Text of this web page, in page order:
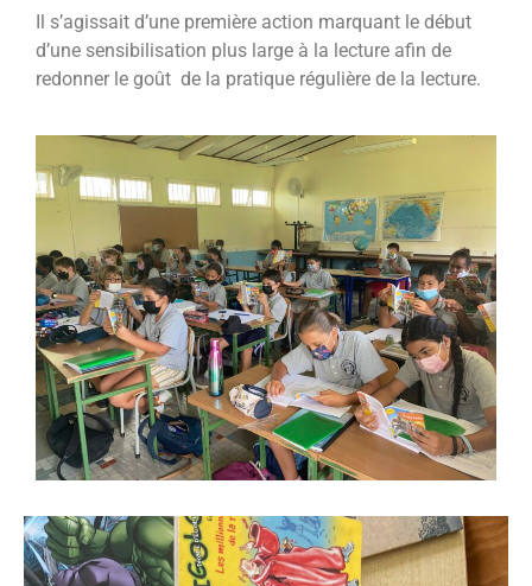
Il s’agissait d’une première action marquant le début
d’une sensibilisation plus large à la lecture afin de
redonner le goût de la pratique régulière de la lecture.